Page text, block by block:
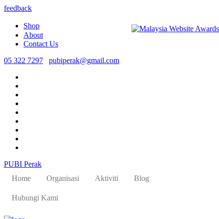
feedback
Shop
About
Contact Us
05 322 7297
pubiperak@gmail.com
PUBI Perak
Home
Organisasi Aktiviti Blog
Hubungi Kami